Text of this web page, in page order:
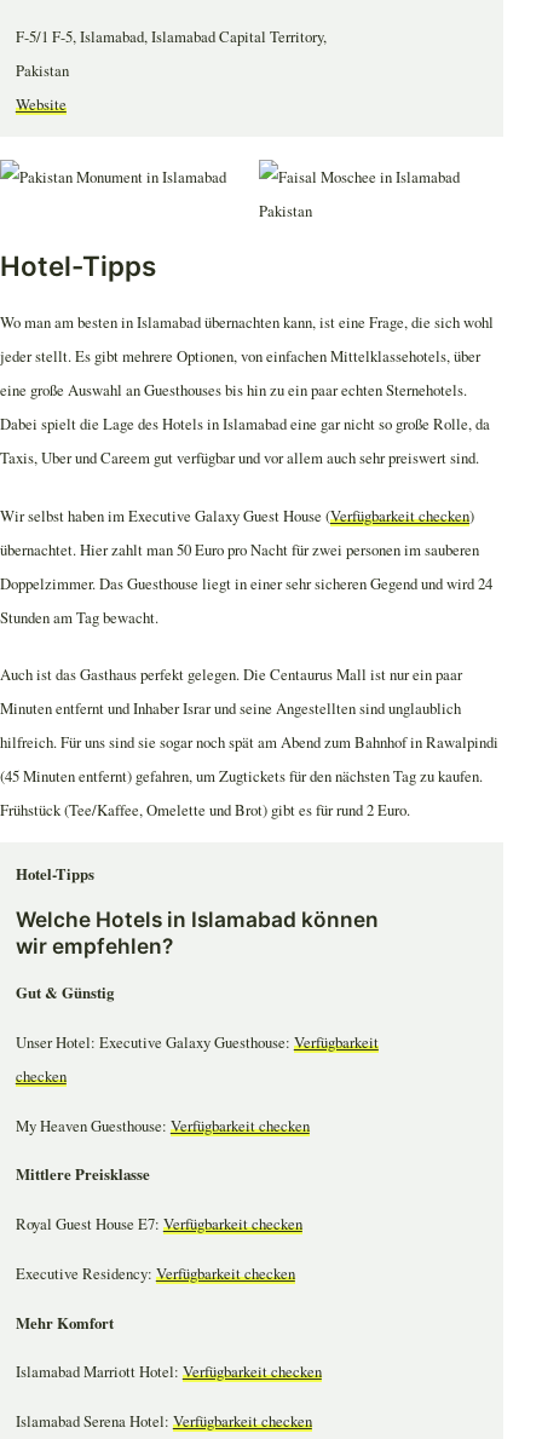
F-5/1 F-5, Islamabad, Islamabad Capital Territory,
Pakistan
Website
Hotel-Tipps
Wo man am besten in Islamabad übernachten kann, ist eine Frage, die sich wohl
jeder stellt. Es gibt mehrere Optionen, von einfachen Mittelklassehotels, über
eine große Auswahl an Guesthouses bis hin zu ein paar echten Sternehotels.
Dabei spielt die Lage des Hotels in Islamabad eine gar nicht so große Rolle, da
Taxis, Uber und Careem gut verfügbar und vor allem auch sehr preiswert sind.
Wir selbst haben im Executive Galaxy Guest House (Verfügbarkeit checken)
übernachtet. Hier zahlt man 50 Euro pro Nacht für zwei personen im sauberen
Doppelzimmer. Das Guesthouse liegt in einer sehr sicheren Gegend und wird 24
Stunden am Tag bewacht.
Auch ist das Gasthaus perfekt gelegen. Die Centaurus Mall ist nur ein paar
Minuten entfernt und Inhaber Israr und seine Angestellten sind unglaublich
hilfreich. Für uns sind sie sogar noch spät am Abend zum Bahnhof in Rawalpindi
(45 Minuten entfernt) gefahren, um Zugtickets für den nächsten Tag zu kaufen.
Frühstück (Tee/Kaffee, Omelette und Brot) gibt es für rund 2 Euro.
Hotel-Tipps
Welche Hotels in Islamabad können
wir empfehlen?
Gut & Günstig
Unser Hotel: Executive Galaxy Guesthouse: Verfügbarkeit
checken
My Heaven Guesthouse: Verfügbarkeit checken
Mittlere Preisklasse
Royal Guest House E7: Verfügbarkeit checken
Executive Residency: Verfügbarkeit checken
Mehr Komfort
Islamabad Marriott Hotel: Verfügbarkeit checken
Islamabad Serena Hotel: Verfügbarkeit checken